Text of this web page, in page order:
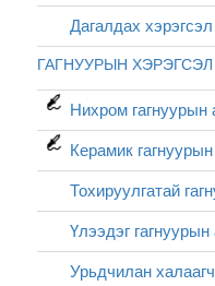
Дагалдах хэрэгсэл
ГАГНУУРЫН ХЭРЭГСЭЛ
Нихром гагнуурын
Керамик
Тохируулгатай
Үлээдэг гагнуурын
Урьдчилан халаагч